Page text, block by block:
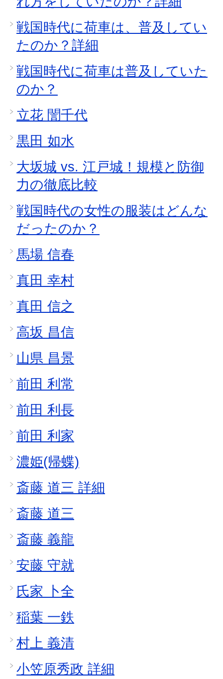
戦国時代に荷車は、普及してい
たのか？詳細
戦国時代に荷車は普及していた
のか？
立花 誾千代
黒田 如水
大坂城 vs. 江戸城！規模と防御
力の徹底比較
戦国時代の女性の服装はどんな
だったのか？
馬場 信春
真田 幸村
真田 信之
高坂 昌信
山県 昌景
前田 利常
前田 利長
前田 利家
濃姫(帰蝶)
斎藤 道三 詳細
斎藤 道三
斎藤 義龍
安藤 守就
氏家 卜全
稲葉 一鉄
村上 義清
小笠原秀政 詳細